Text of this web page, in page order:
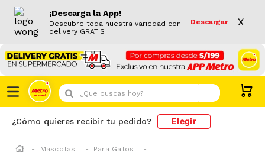
¡Descarga la App!
Descubre toda nuestra variedad con
delivery GRATIS
Descargar X
¿Que buscas hoy?
¿Cómo quieres recibir tu pedido? Elegir
Mascotas
Para Gatos